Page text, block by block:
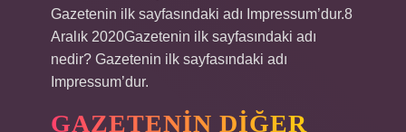
Gazetenin ilk sayfasındaki adı Impressum’dur.8
Aralık 2020Gazetenin ilk sayfasındaki adı
nedir? Gazetenin ilk sayfasındaki adı
Impressum’dur.
GAZETENIN DIĞER